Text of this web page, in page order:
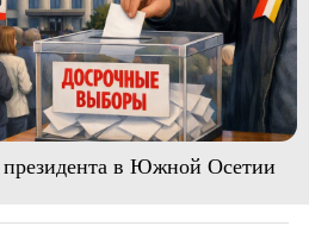
в Южной Осетии